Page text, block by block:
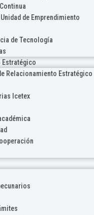
de Emprendimiento
de Tecnología
Estratégico
Relacionamiento Estratégico
Icetex